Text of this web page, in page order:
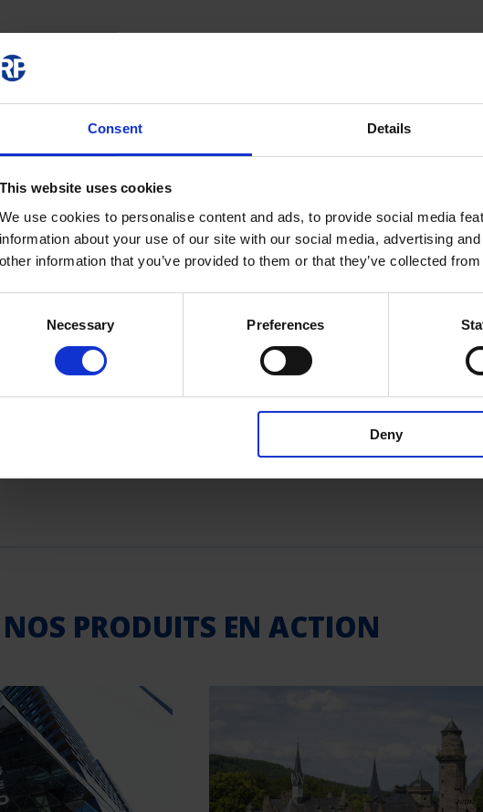
Consent Details
This website uses cookies
We use cookies to personalise content and ads, to provide social media
information about your use of our site with our social media, advertising
other information that you’ve provided to them or that they’ve collected
Necessary Preferences
Deny
NOS PRODUITS EN ACTION